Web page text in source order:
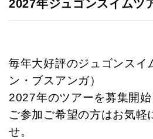
2027年ジュゴンスイムツ
毎年大好評のジュゴンスイ
ン・ブスアンガ）
2027年のツアーを募集開始
ご参加ご希望の方はお気軽
せ。